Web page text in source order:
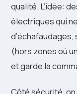
qualité. L’idée:
électriques qui
(hors zones où
et garde la